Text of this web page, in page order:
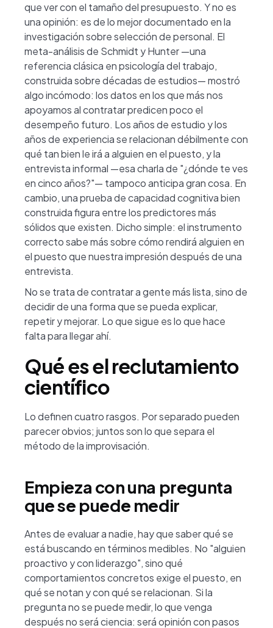
que ver con el tamaño del presupuesto. Y no es
una opinión: es de lo mejor documentado en la
investigación sobre selección de personal. El
meta-análisis de Schmidt y Hunter —una
referencia clásica en psicología del trabajo,
construida sobre décadas de estudios— mostró
algo incómodo: los datos en los que más nos
apoyamos al contratar predicen poco el
desempeño futuro. Los años de estudio y los
años de experiencia se relacionan débilmente con
qué tan bien le irá a alguien en el puesto, y la
entrevista informal —esa charla de "¿dónde te ves
en cinco años?"— tampoco anticipa gran cosa. En
cambio, unaprueba de capacidad cognitiva bien
construida figura entre los predictores más
sólidos que existen. Dicho simple: el instrumento
correcto sabe más sobre cómo rendirá alguien en
el puesto que nuestra impresión después de una
entrevista.
No se trata de contratar a gente más lista, sino de
decidir de una forma que se pueda explicar,
repetir y mejorar. Lo que sigue es lo que hace
falta para llegar ahí.
Qué es el reclutamiento
científico
Lo definen cuatro rasgos. Por separado pueden
parecer obvios; juntos son lo que separa el
método de la improvisación.
Empieza con una pregunta
que se puede medir
Antes de evaluar a nadie, hay que saber qué se
está buscando en términos medibles. No "alguien
proactivo y con liderazgo", sino qué
comportamientos concretos exige el puesto, en
qué se notan y con qué se relacionan. Si la
pregunta no se puede medir, lo que venga
después no será ciencia: será opinión con pasos